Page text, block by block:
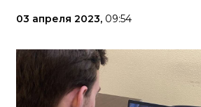
03 апреля 2023, 09:54